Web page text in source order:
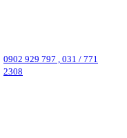
0902 929 797 , 031 / 771
2308